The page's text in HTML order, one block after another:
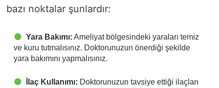
bazı noktalar şunlardır:
Yara Bakımı: Ameliyat bölgesindeki yaraları temiz
ve kuru tutmalısınız. Doktorunuzun önerdiği şekilde
yara bakımını yapmalısınız.
İlaç Kullanımı: Doktorunuzun tavsiye ettiği ilaçları